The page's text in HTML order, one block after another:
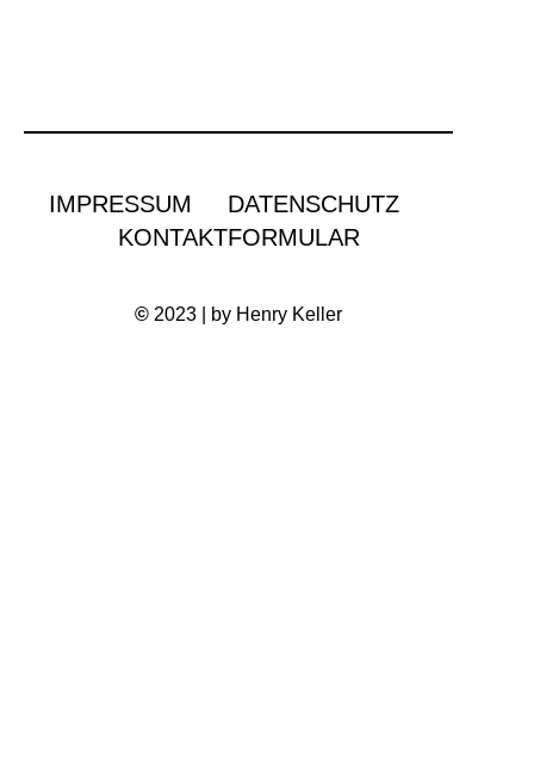
IMPRESSUM
DATENSCHUTZ
KONTAKTFORMULAR
© 2023 | by Henry Keller